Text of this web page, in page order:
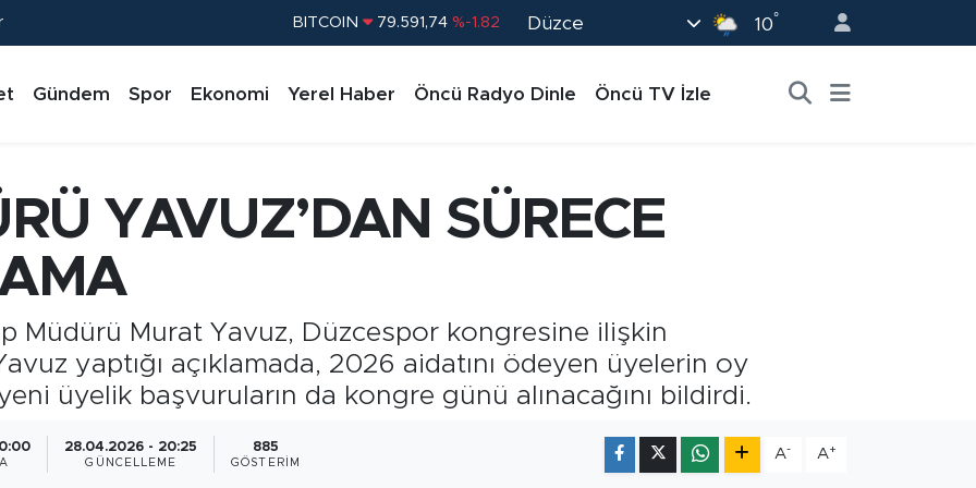
BITCOIN 79.591,74 %-1.82
EURO 53,38690 %0.19
BİST100 14.598,00 %0
Düzce 10°
Gündem Spor Ekonomi Yerel Haber Öncü Radyo Dinle Öncü TV İzle
YAVUZ’DAN SÜRECE
Müdürü Murat Yavuz, Düzcespor kongresine ilişkin
yaptığı açıklamada, 2026 aidatını ödeyen üyelerin oy
üyelik başvuruların da kongre günü alınacağını bildirdi.
28.04.2026 - 20:25
GÜNCELLEME
885
GÖSTERIM
A- A+